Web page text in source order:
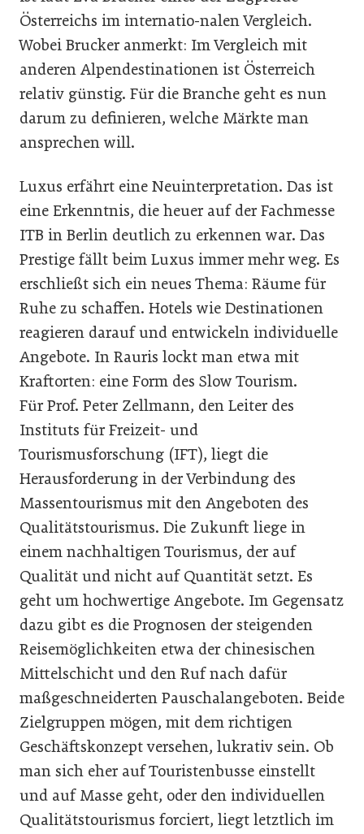
Österreichs im internatio-nalen Vergleich.
Wobei Brucker anmerkt: Im Vergleich mit
anderen Alpendestinationen ist Österreich
relativ günstig. Für die Branche geht es nun
darum zu definieren, welche Märkte man
ansprechen will.
Luxus erfährt eine Neuinterpretation. Das ist
eine Erkenntnis, die heuer auf der Fachmesse
ITB in Berlin deutlich zu erkennen war. Das
Prestige fällt beim Luxus immer mehr weg. Es
erschließt sich ein neues Thema: Räume für
Ruhe zu schaffen. Hotels wie Destinationen
reagieren darauf und entwickeln individuelle
Angebote. In Rauris lockt man etwa mit
Kraftorten: eine Form des Slow Tourism.
Für Prof. Peter Zellmann, den Leiter des
Instituts für Freizeit- und
Tourismusforschung (IFT), liegt die
Herausforderung in der Verbindung des
Massentourismus mit den Angeboten des
Qualitätstourismus. Die Zukunft liege in
einem nachhaltigen Tourismus, der auf
Qualität und nicht auf Quantität setzt. Es
geht um hochwertige Angebote. Im Gegensatz
dazu gibt es die Prognosen der steigenden
Reisemöglichkeiten etwa der chinesischen
Mittelschicht und den Ruf nach dafür
maßgeschneiderten Pauschalangeboten. Beide
Zielgruppen mögen, mit dem richtigen
Geschäftskonzept versehen, lukrativ sein. Ob
man sich eher auf Touristenbusse einstellt
und auf Masse geht, oder den individuellen
Qualitätstourismus forciert, liegt letztlich im